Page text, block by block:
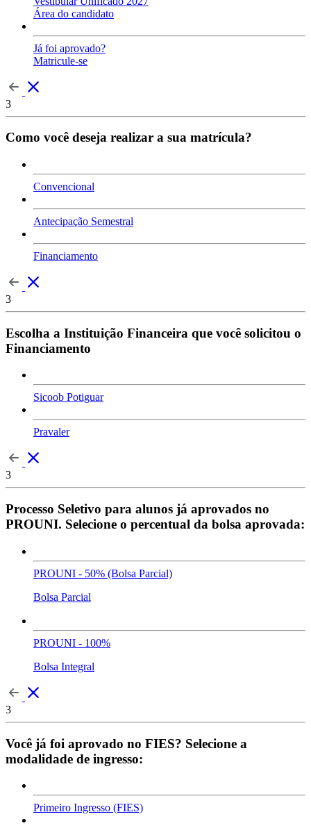
Área do candidato
Já foi aprovado?
Matricule-se
3
Como você deseja realizar a sua matrícula?
Convencional
Antecipação Semestral
Financiamento
3
Escolha a Instituição Financeira que você solicitou o
Financiamento
Sicoob Potiguar
Pravaler
3
Processo Seletivo para alunos já aprovados no
PROUNI. Selecione o percentual da bolsa aprovada:
PROUNI - 50% (Bolsa Parcial)
Bolsa Parcial
PROUNI - 100%
Bolsa Integral
3
Você já foi aprovado no FIES? Selecione a
modalidade de ingresso:
Primeiro Ingresso (FIES)